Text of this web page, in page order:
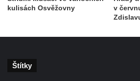
kulisách Osvěžovny
v
Štítky